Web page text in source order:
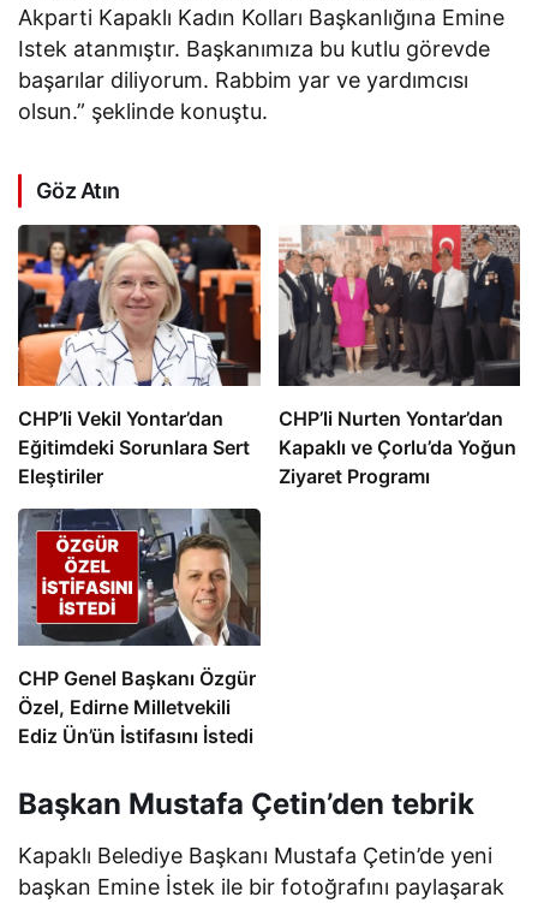
Akparti Kapaklı Kadın Kolları Başkanlığına Emine
Istek atanmıştır. Başkanımıza bu kutlu görevde
başarılar diliyorum. Rabbim yar ve yardımcısı
olsun.” şeklinde konuştu.
Göz Atın
CHP’li Vekil Yontar’dan
Eğitimdeki Sorunlara Sert
Eleştiriler
CHP’li Nurten Yontar’dan
Kapaklı ve Çorlu’da Yoğun
Ziyaret Programı
CHP Genel Başkanı Özgür
Özel, Edirne Milletvekili
Ediz Ün’ün İstifasını İstedi
Başkan Mustafa Çetin’den tebrik
Kapaklı Belediye Başkanı Mustafa Çetin’de yeni
başkan Emine İstek ile bir fotoğrafını paylaşarak